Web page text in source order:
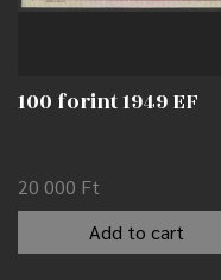
100 forint 1949 EF
20 000 Ft
Add to cart